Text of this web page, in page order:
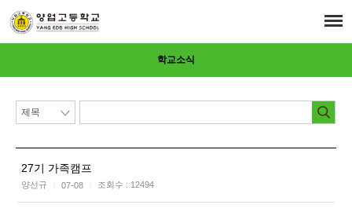
학교소식
27기 가족캠프
양선규 07-08 조회수 : 12494